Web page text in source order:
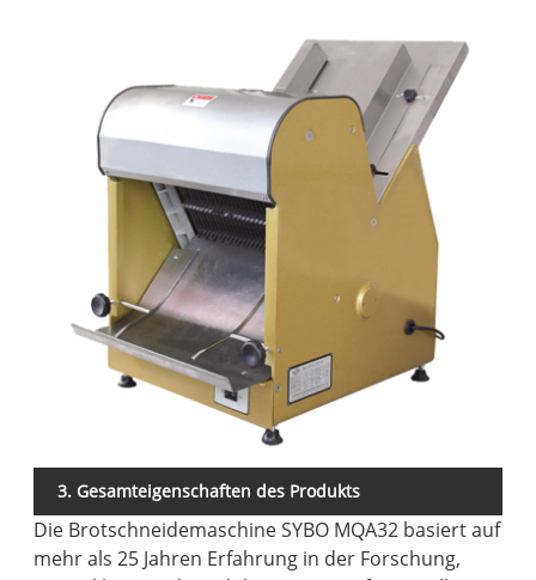
3. Gesamteigenschaften des Produkts
Die Brotschneidemaschine SYBO MQA32 basiert auf
mehr als 25 Jahren Erfahrung in der Forschung,